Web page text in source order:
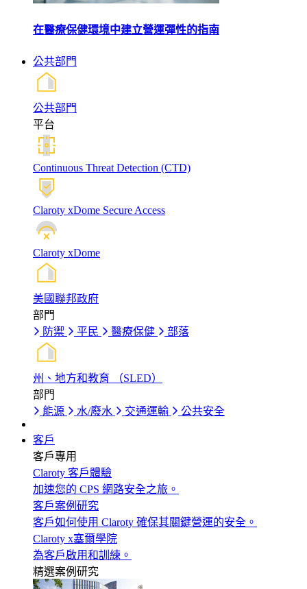
在醫療保健環境中建立營運彈性的指南
公共部門
公共部門
平台
Continuous Threat Detection (CTD)
Claroty xDome Secure Access
Claroty xDome
美國聯邦政府
部門
防禦
平民 醫療保健 部落
州、地方和教育 （SLED）
部門
能源
水/廢水 交通運輸 公共安全
客戶
客戶專用
Claroty 客戶體驗
加速您的 CPS 網路安全之旅。
客戶案例研究
客戶如何使用 Claroty 確保其關鍵營運的安全。
Claroty x塞爾學院
為客戶啟用和訓練。
精選案例研究